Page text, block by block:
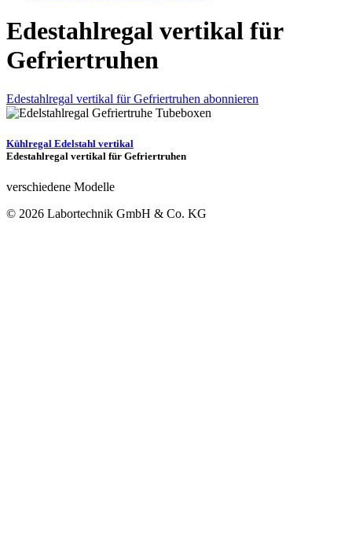
Edestahlregal vertikal für
Gefriertruhen
Edestahlregal vertikal für Gefriertruhen abonnieren
Kühlregal Edelstahl vertikal
Edestahlregal vertikal für Gefriertruhen
verschiedene Modelle
© 2026 Labortechnik GmbH & Co. KG